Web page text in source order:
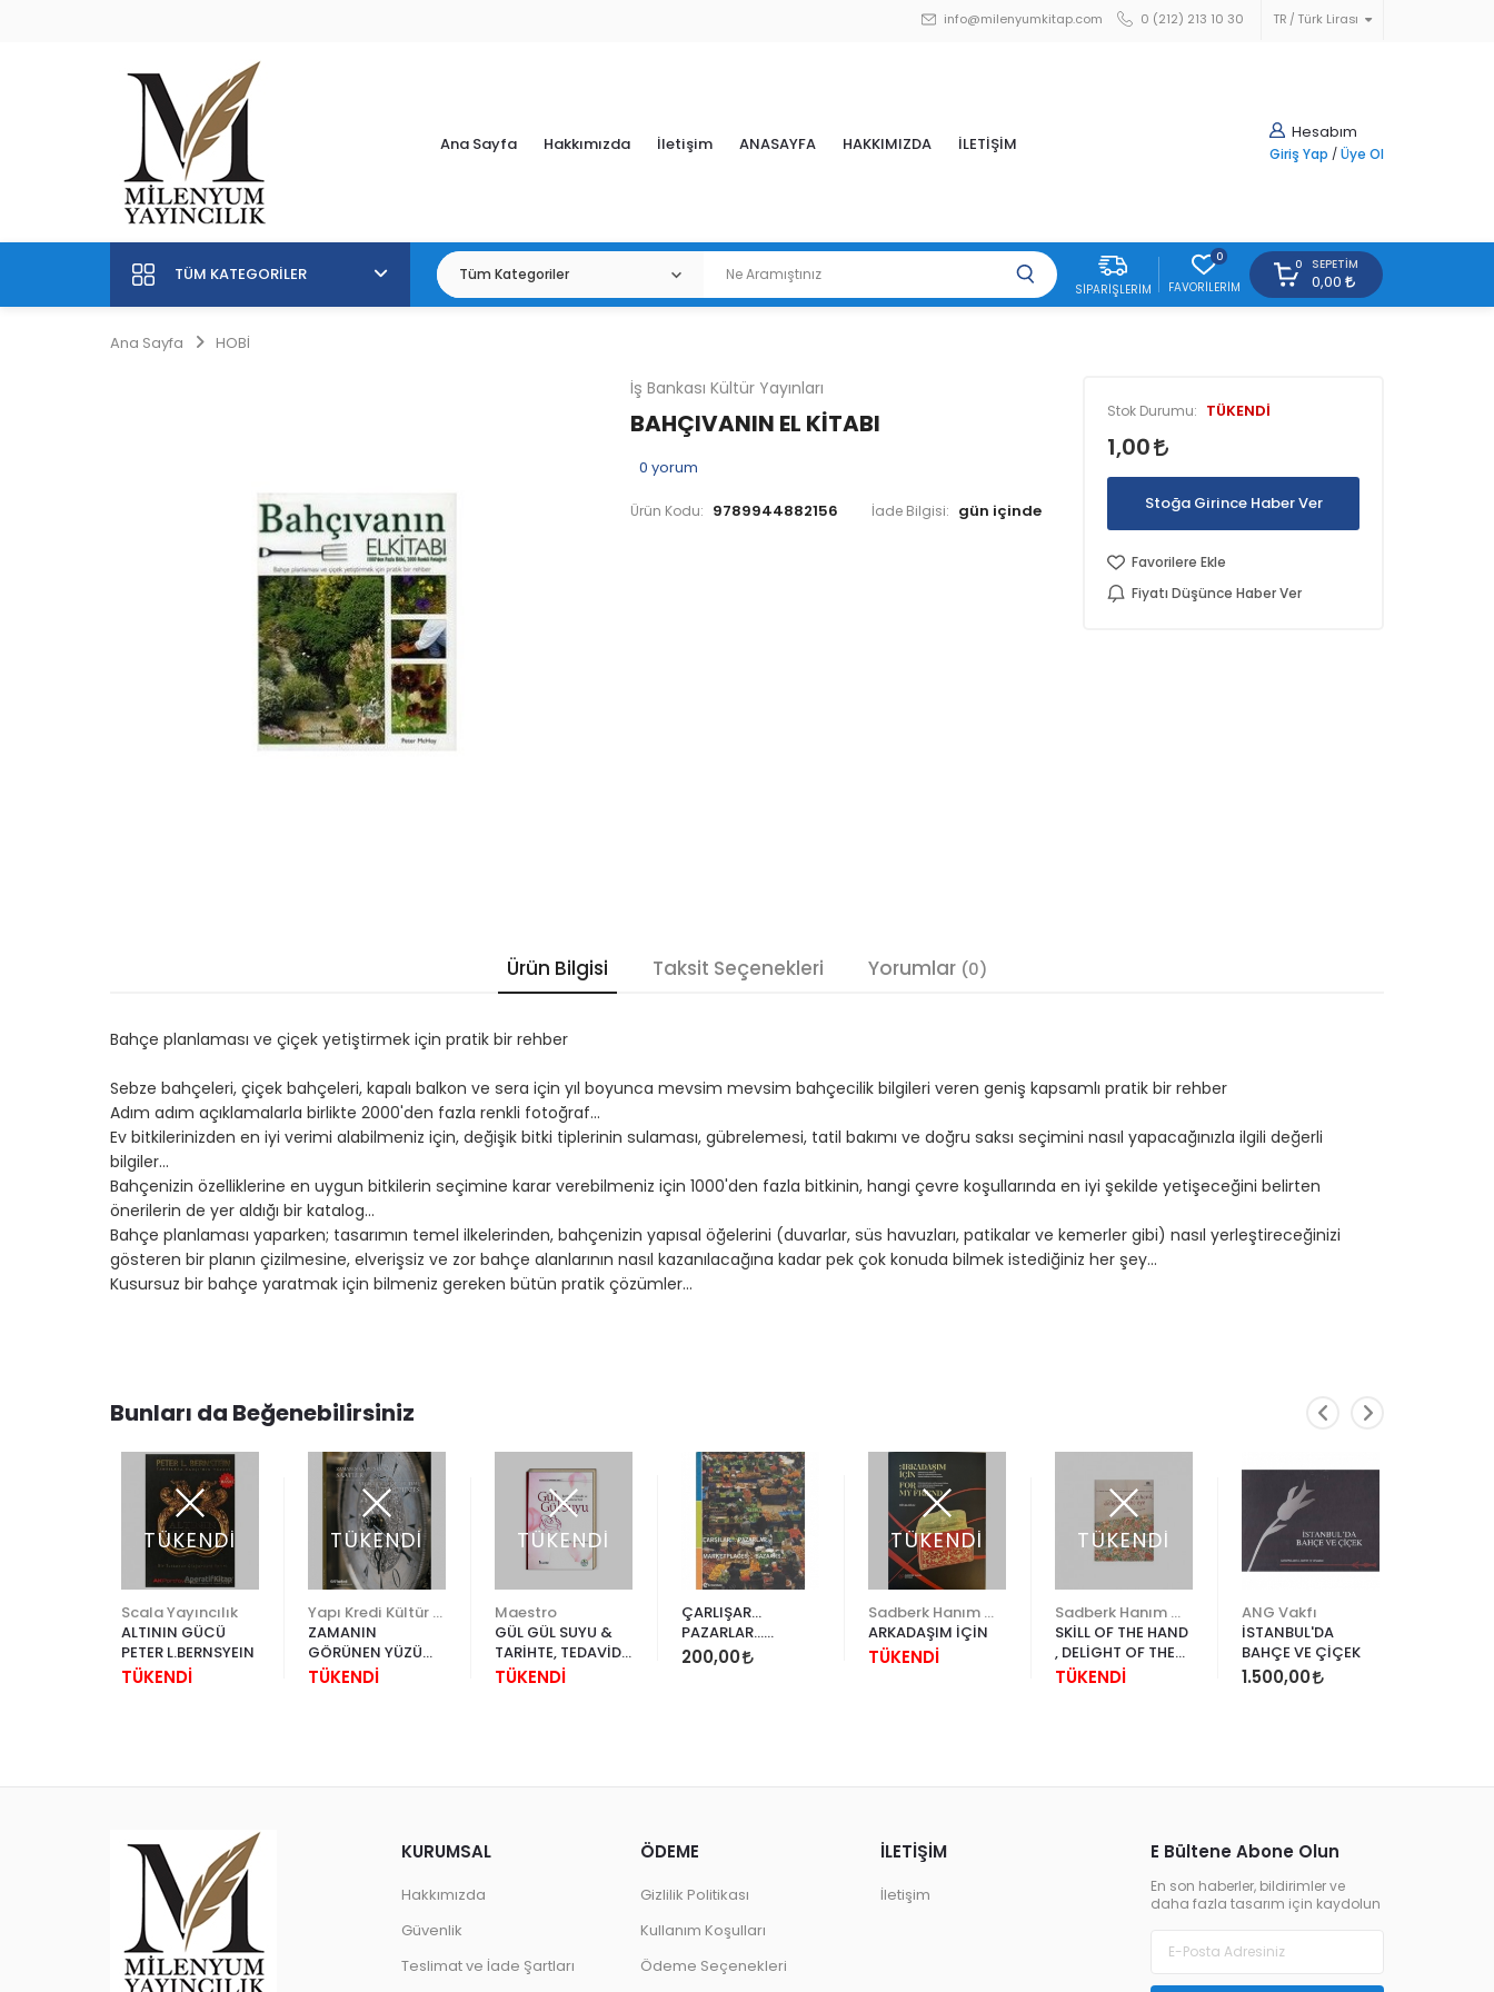
TR Türk Lirası
info@milenyumkitap.com 0 (212) 213 10 30
Hesabım
Giriş Yap / Üye Ol
Ana Sayfa Hakkımızda İletişim ANASAYFA HAKKIMIZDA İLETİŞİM
TÜM KATEGORILER
SIPARIŞLERIM
0
FAVORILERIM
0 SEPETIM
0,00
Ana Sayfa HOBİ
İş Bankası Kültür Yayınları
BAHÇIVANIN EL KİTABI
0 yorum
Ürün Kodu: 9789944882156 İade Bilgisi:
Stok Durumu: TÜKENDİ
1,00
Stoğa Girince Haber Ver
Favorilere Ekle
Fiyatı Düşünce Haber Ver
Ürün Bilgisi Taksit Seçenekleri Yorumlar (0)
Bahçe planlaması ve çiçek yetiştirmek için pratik bir rehber
Sebze bahçeleri, çiçek bahçeleri, kapalı balkon ve sera için yıl boyunca mevsim mevsim bahçecilik bilgileri veren geniş kapsamlı pratik bir rehber
Adım adım açıklamalarla birlikte 2000'den fazla renkli fotoğraf...
Ev bitkilerinizden en iyi verimi alabilmeniz için, değişik bitki tiplerinin sulaması, gübrelemesi, tatil bakımı ve doğru saksı seçimini nasıl yapacağınızla ilgili değerli
bilgiler...
Bahçenizin özelliklerine en uygun bitkilerin seçimine karar verebilmeniz için 1000'den fazla bitkinin, hangi çevre koşullarında en iyi şekilde yetişeceğini belirten
önerilerin de yer aldığı bir katalog...
Bahçe planlaması yaparken; tasarımın temel ilkelerinden, bahçenizin yapısal öğelerini (duvarlar, süs havuzları, patikalar ve kemerler gibi) nasıl yerleştireceğinizi
gösteren bir planın çizilmesine, elverişsiz ve zor bahçe alanlarının nasıl kazanılacağına kadar pek çok konuda bilmek istediğiniz her şey...
Kusursuz bir bahçe yaratmak için bilmeniz gereken bütün pratik çözümler...
Bunları da Beğenebilirsiniz
TÜKENDİ
Scala Yayıncılık
ALTININ GÜCÜ
PETER L.BERNSYEIN
TÜKENDİ
TÜKENDİ
ZAMANIN
GÖRÜNEN YÜZÜ
SAATLER
TÜKENDİ
TÜKENDİ
Maestro
GÜL GÜL SUYU &
TARİHTE, TEDAVİDE
VE GELENEKTEKİ
TÜKENDİ
ÇARLIŞAR...
PAZARLAR...
MARKETPLACES...
200,00
TÜKENDİ
ARKADAŞIM İÇİN
TÜKENDİ
TÜKENDİ
SKİLL OF THE HAND
, DELİGHT OF THE
EYE
TÜKENDİ
ANG Vakfı
İSTANBUL'DA
BAHÇE VE ÇİÇEK
1.500,00
E Bültene Abone Olun
En son haberler, bildirimler ve
daha fazla tasarım için kaydolun
KURUMSAL
Hakkımızda
Güvenlik
Teslimat ve İade Şartları
ÖDEME
Gizlilik Politikası
Kullanım Koşulları
Ödeme Seçenekleri
İLETİŞİM
İletişim